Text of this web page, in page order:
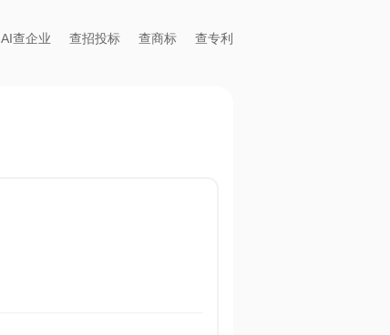
AI查企业 查招投标 查商标 查专利